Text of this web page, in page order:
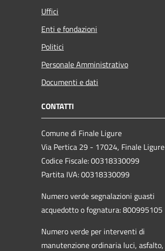
Uffici
Enti e fondazioni
Politici
Personale Amministrativo
Documenti e dati
CONTATTI
Comune di Finale Ligure
Via Pertica 29 - 17024, Finale Ligure
Codice Fiscale: 00318330099
Partita IVA: 00318330099
Numero verde segnalazioni guasti
acquedotto o fognatura: 800995105
Numero verde per interventi di
manutenzione ordinaria luci, asfalto,